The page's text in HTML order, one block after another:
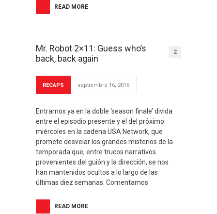
READ MORE
Mr. Robot 2×11: Guess who’s
back, back again
2
RECAPS septiembre 16, 2016
Entramos ya en la doble ‘season finale’ divida
entre el episodio presente y el del próximo
miércoles en la cadena USA Network, que
promete desvelar los grandes misterios de la
temporada que, entre trucos narrativos
provenientes del guión y la dirección, se nos
han mantenidos ocultos a lo largo de las
últimas diez semanas. Comentamos
READ MORE